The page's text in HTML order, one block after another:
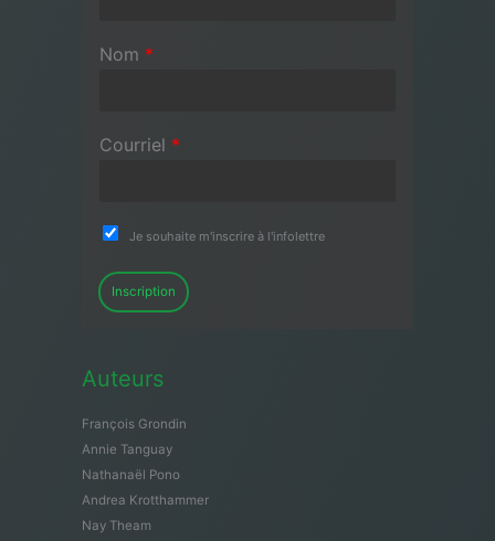
Nom *
Courriel *
Je souhaite m'inscrire à l'infolettre
Inscription
Auteurs
François Grondin
Annie Tanguay
Nathanaël Pono
Andrea Krotthammer
Nay Theam